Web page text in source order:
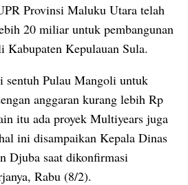
Provinsi Maluku Utara telah
20 miliar untuk pembangunan
Kepulauan Sula.
sentuh Pulau Mangoli untuk
anggaran kurang lebih Rp
itu ada proyek Multiyears juga
ini disampaikan Kepala Dinas
Djuba saat dikonfirmasi
Rabu (8/2).